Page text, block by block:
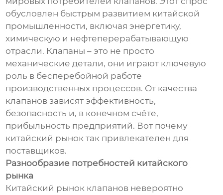
обусловлен быстрым развитием китайской
промышленности, включая энергетику,
химическую и нефтеперерабатывающую
отрасли. Клапаны – это не просто
механические детали, они играют ключевую
роль в бесперебойной работе
производственных процессов. От качества
клапанов зависят эффективность,
безопасность и, в конечном счёте,
прибыльность предприятий. Вот почему
китайский рынок так привлекателен для
поставщиков.
Разнообразие потребностей китайского
рынка
Китайский рынок клапанов невероятно